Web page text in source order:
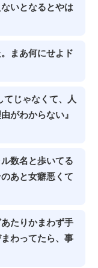
いとなるとやは
まあ何にせよド
てじゃなくて、人
がわからない』
数名と歩いてる
あと女癖悪くて
たりかまわず手
わってたら、事